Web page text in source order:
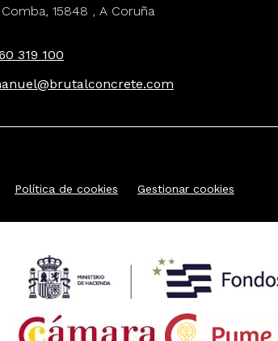
15848 , A Coruña
319 100
Política de cookies Gestionar cookies